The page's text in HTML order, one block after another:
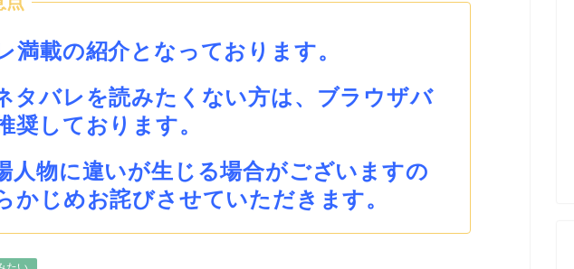
満載の紹介となっております。
タバレを読みたくない方は、ブラウザバ
奨しております。
人物に違いが生じる場合がございますの
かじめお詫びさせていただきます。